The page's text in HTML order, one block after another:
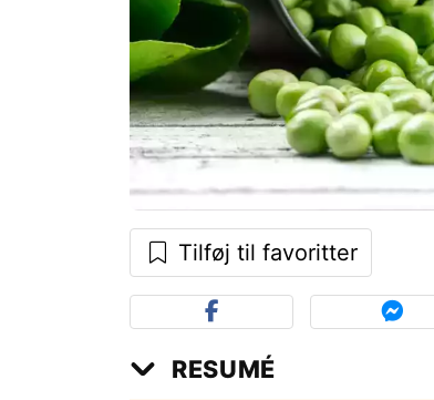
Tilføj til favoritter
RESUMÉ